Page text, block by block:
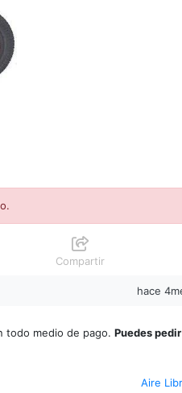
Compartir
hace
todo medio de pago. Puedes pedir
Aire